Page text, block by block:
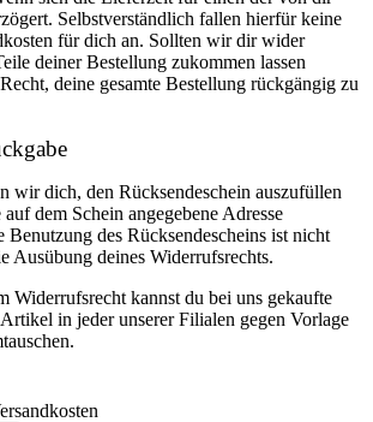
Selbstverständlich fallen hierfür keine
für dich an. Sollten wir dir wider
deiner Bestellung zukommen lassen
deine gesamte Bestellung rückgängig zu
wir dich, den Rücksendeschein auszufüllen
dem Schein angegebene Adresse
Benutzung des Rücksendescheins ist nicht
Ausübung deines Widerrufsrechts.
Widerrufsrecht kannst du bei uns gekaufte
in jeder unserer Filialen gegen Vorlage